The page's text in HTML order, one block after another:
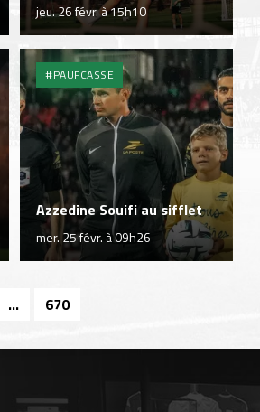
jeu. 26 févr. à 15h10
#PAUFCASSE
Azzedine Souifi au sifflet
mer. 25 févr. à 09h26
... 670